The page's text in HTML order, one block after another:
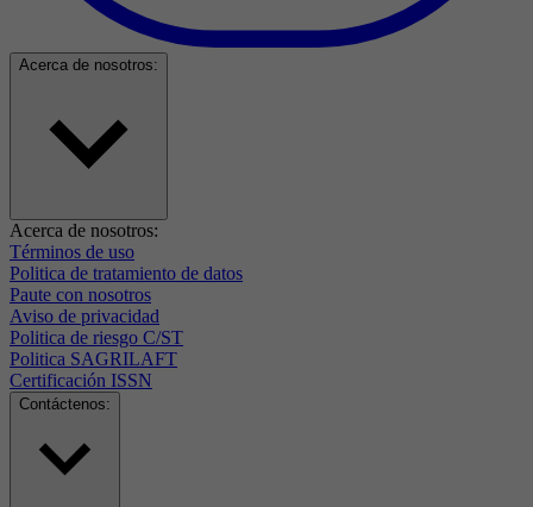
Acerca de nosotros:
Acerca de nosotros:
Términos de uso
Politica de tratamiento de datos
Paute con nosotros
Aviso de privacidad
Politica de riesgo C/ST
Politica SAGRILAFT
Certificación ISSN
Contáctenos: